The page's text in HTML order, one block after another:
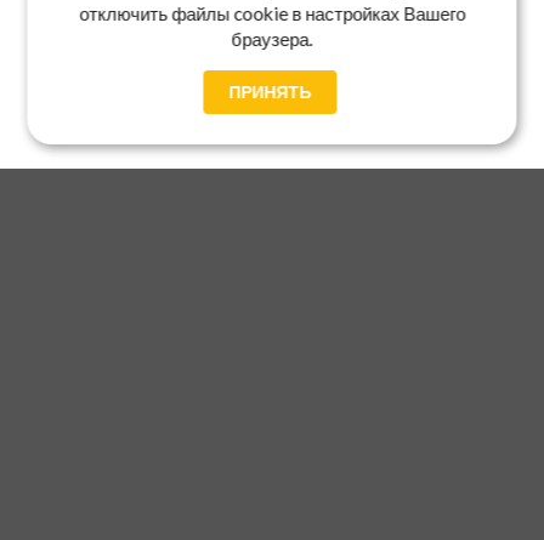
отключить файлы cookie в настройках Вашего
браузера.
ПРИНЯТЬ